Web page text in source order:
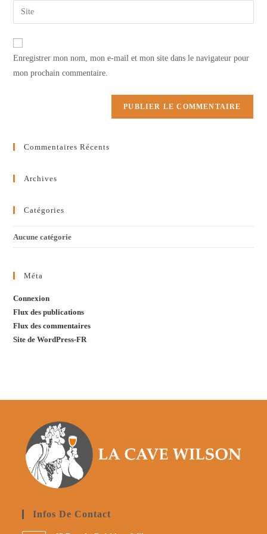
comment
address
comment
Saisir
l’URL
de
Enregistrer mon nom, mon e-mail et mon site dans le navigateur pour
mon prochain commentaire.
Commentaires Récents
Archives
Catégories
Aucune catégorie
Méta
Connexion
Flux des publications
Flux des commentaires
Site de WordPress-FR
Infos De Contact